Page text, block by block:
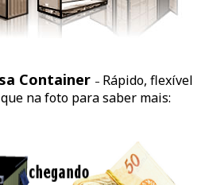
Container – Rápido, flexível
na foto para saber mais: